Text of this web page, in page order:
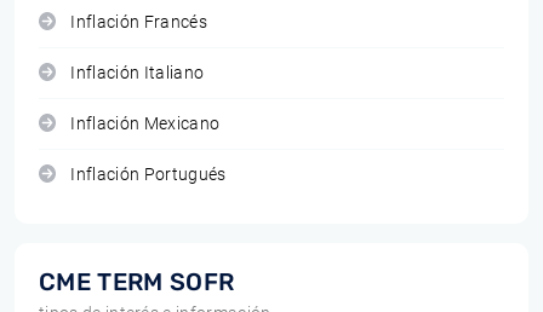
Inflación Francés
Inflación Italiano
Inflación Mexicano
Inflación Portugués
CME TERM SOFR